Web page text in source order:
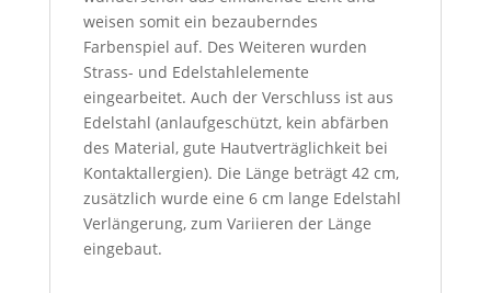
weisen somit ein bezauberndes
Farbenspiel auf. Des Weiteren wurden
Strass- und Edelstahlelemente
eingearbeitet. Auch der Verschluss ist aus
Edelstahl (anlaufgeschützt, kein abfärben
des Material, gute Hautverträglichkeit bei
Kontaktallergien). Die Länge beträgt 42 cm,
zusätzlich wurde eine 6 cm lange Edelstahl
Verlängerung, zum Variieren der Länge
eingebaut.